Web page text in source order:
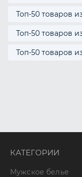
Топ-50 товаров
Топ-50 товаров
Топ-50 товаров
КАТЕГОРИИ
Мужское белье